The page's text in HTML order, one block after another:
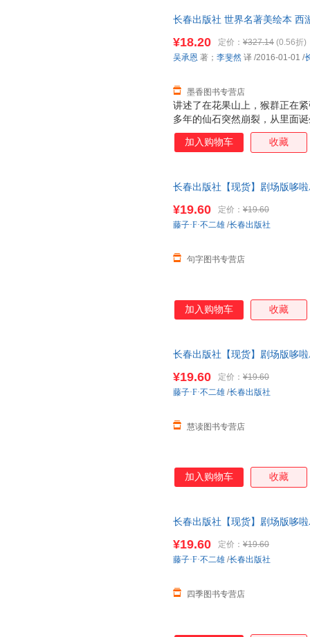
长春出版社 世界名著美绘本 西
发票！
讲述了在花果山上，猴群正在
多年的仙石突然崩裂，从里面
石猴由被猴群排挤直至拥护为
下，小石猴决定出海学艺。石
¥18.20 定价： ¥327.14 (0.56折)
墨香图书专营店
吴承恩 著； 李斐然 译 /2016-01-01 /
加入购物车 收藏
长春出版社【现货】剧场版哆
¥19.60 定价： ¥19.60
句字图书专营店
藤子·F·不二雄 /长春出版社
加入购物车 收藏
长春出版社【现货】剧场版哆
¥19.60 定价： ¥19.60
慧读图书专营店
藤子·F·不二雄 /长春出版社
加入购物车 收藏
长春出版社【现货】剧场版哆
¥19.60 定价： ¥19.60
四季图书专营店
藤子·F·不二雄 /长春出版社